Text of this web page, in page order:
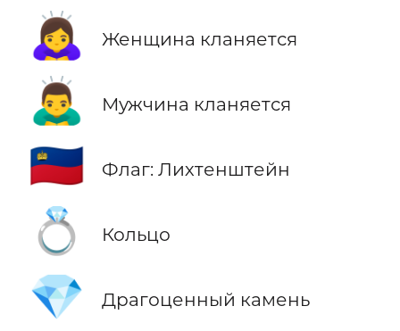
🙇‍♀️ Женщина кланяется
🙇‍♂️ Мужчина кланяется
🇱🇮 Флаг: Лихтенштейн
💍 Кольцо
💎 Драгоценный камень